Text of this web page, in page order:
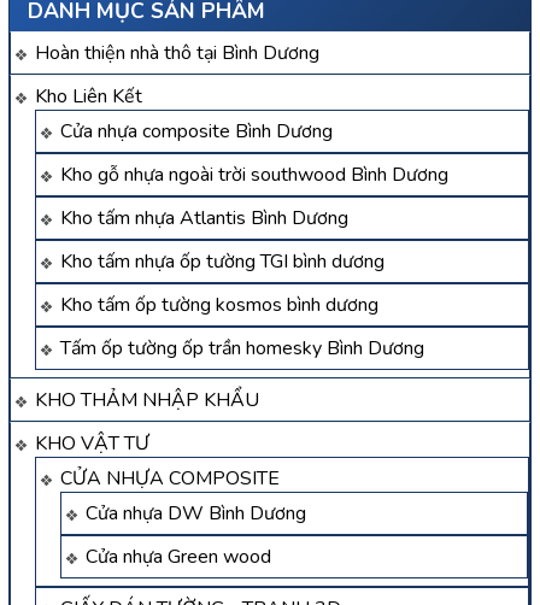
DANH MỤC SẢN PHẨM
Hoàn thiện nhà thô tại Bình Dương
Kho Liên Kết
Cửa nhựa composite Bình Dương
Kho gỗ nhựa ngoài trời southwood Bình Dương
Kho tấm nhựa Atlantis Bình Dương
Kho tấm nhựa ốp tường TGI bình dương
Kho tấm ốp tường kosmos bình dương
Tấm ốp tường ốp trần homesky Bình Dương
KHO THẢM NHẬP KHẨU
KHO VẬT TƯ
CỬA NHỰA COMPOSITE
Cửa nhựa DW Bình Dương
Cửa nhựa Green wood